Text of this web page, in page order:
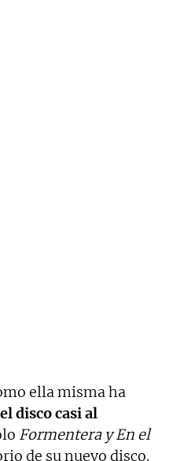
ella misma ha
disco casi al
Formentera y En el
de su nuevo disco.